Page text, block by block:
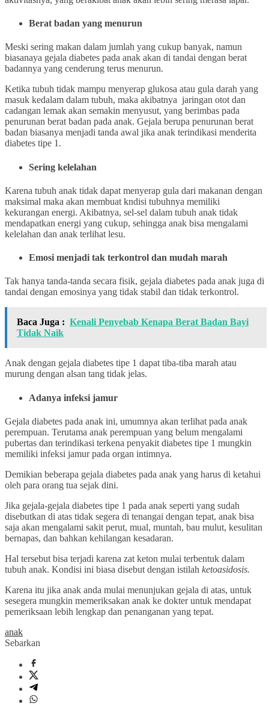
Berat badan yang menurun
Meski sering makan dalam jumlah yang cukup banyak, namun
biasanaya gejala diabetes pada anak akan di tandai dengan berat
badannya yang cenderung terus menurun.
Ketika tubuh tidak mampu menyerap glukosa atau gula darah yang
masuk kedalam dalam tubuh, maka akibatnya jaringan otot dan
cadangan lemak akan semakin menyusut, yang berimbas pada
penurunan berat badan pada anak. Gejala berupa penurunan berat
badan biasanya menjadi tanda awal jika anak terindikasi menderita
diabetes tipe 1.
Sering kelelahan
Karena tubuh anak tidak dapat menyerap gula dari makanan dengan
maksimal maka akan membuat kndisi tubuhnya memiliki
kekurangan energi. Akibatnya, sel-sel dalam tubuh anak tidak
mendapatkan energi yang cukup, sehingga anak bisa mengalami
kelelahan dan anak terlihat lesu.
Emosi menjadi tak terkontrol dan mudah marah
Tak hanya tanda-tanda secara fisik, gejala diabetes pada anak juga di
tandai dengan emosinya yang tidak stabil dan tidak terkontrol.
Baca Juga : Kenali Penyebab Kenapa Berat Badan Bayi
Tidak Naik
Anak dengan gejala diabetes tipe 1 dapat tiba-tiba marah atau
murung dengan alsan tang tidak jelas.
Adanya infeksi jamur
Gejala diabetes pada anak ini, umumnya akan terlihat pada anak
perempuan. Terutama anak perempuan yang belum mengalami
pubertas dan terindikasi terkena penyakit diabetes tipe 1 mungkin
memiliki infeksi jamur pada organ intimnya.
Demikian beberapa gejala diabetes pada anak yang harus di ketahui
oleh para orang tua sejak dini.
Jika gejala-gejala diabetes tipe 1 pada anak seperti yang sudah
disebutkan di atas tidak segera di tenangai dengan tepat, anak bisa
saja akan mengalami sakit perut, mual, muntah, bau mulut, kesulitan
bernapas, dan bahkan kehilangan kesadaran.
Hal tersebut bisa terjadi karena zat keton mulai terbentuk dalam
tubuh anak. Kondisi ini biasa disebut dengan istilah ketoasidosis.
Karena itu jika anak anda mulai menunjukan gejala di atas, untuk
sesegera mungkin memeriksakan anak ke dokter untuk mendapat
pemeriksaan lebih lengkap dan penanganan yang tepat.
anak
Sebarkan